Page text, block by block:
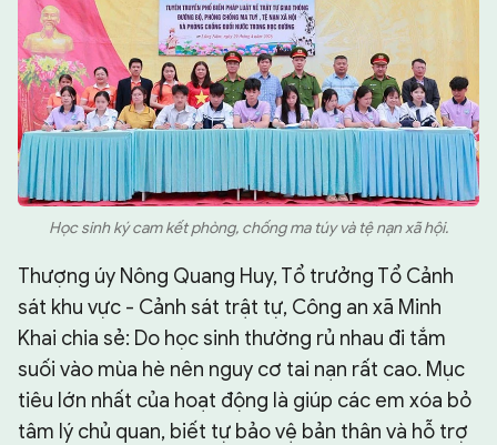
Học sinh ký cam kết phòng, chống ma túy và tệ nạn xã hội.
Thượng úy Nông Quang Huy, Tổ trưởng Tổ Cảnh
sát khu vực - Cảnh sát trật tự, Công an xã Minh
Khai chia sẻ: Do học sinh thường rủ nhau đi tắm
suối vào mùa hè nên nguy cơ tai nạn rất cao. Mục
tiêu lớn nhất của hoạt động là giúp các em xóa bỏ
tâm lý chủ quan, biết tự bảo vệ bản thân và hỗ trợ